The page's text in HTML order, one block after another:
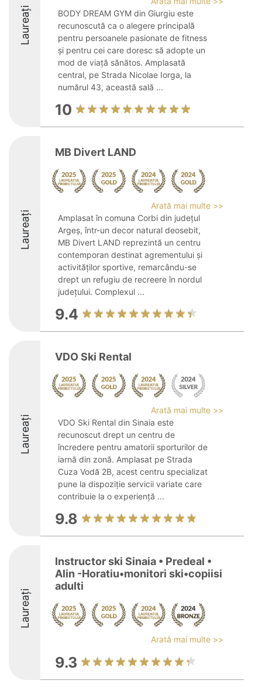
Laureați
BODY DREAM GYM din Giurgiu este
recunoscută ca o alegere principală
pentru persoanele pasionate de fitness
și pentru cei care doresc să adopte un
mod de viață sănătos. Amplasată
central, pe Strada Nicolae Iorga, la
numărul 43, această sală ...
10
Laureați
MB Divert LAND
Arată mai multe >>
Amplasat în comuna Corbi din județul
Argeș, într-un decor natural deosebit,
MB Divert LAND reprezintă un centru
contemporan destinat agrementului și
activităților sportive, remarcându-se
drept un refugiu de recreere în nordul
județului. Complexul ...
9.4
Laureați
VDO Ski Rental
Arată mai multe >>
VDO Ski Rental din Sinaia este
recunoscut drept un centru de
încredere pentru amatorii sporturilor de
iarnă din zonă. Amplasat pe Strada
Cuza Vodă 2B, acest centru specializat
pune la dispoziție servicii variate care
contribuie la o experiență ...
9.8
Laureați
Instructor ski Sinaia • Predeal •
Alin -Horatiu•monitori ski•copiisi
adulti
Arată mai multe >>
9.3